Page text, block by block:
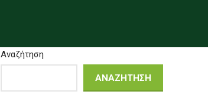
Αναζήτηση
ΑΝΑΖΉΤΗΣΗ